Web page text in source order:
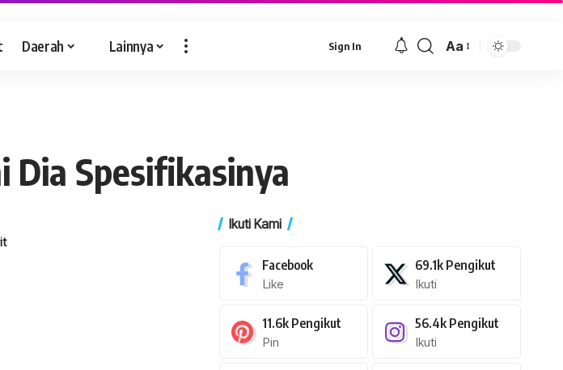
Daerah Lainnya Sign In
Font
Aa
Dia Spesifikasinya
Ikuti Kami
Facebook
Like
69.1k Pengikut
Ikuti
11.6k Pengikut
Pin
56.4k Pengikut
Ikuti